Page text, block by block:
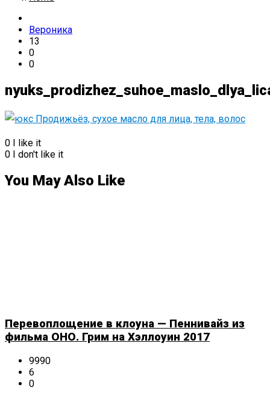
Вероника
13
0
0
0 I like it
0 I don't like it
You May Also Like
Перевоплощение в клоуна — Пеннивайз из
фильма ОНО. Грим на Хэллоуин 2017
9990
6
0